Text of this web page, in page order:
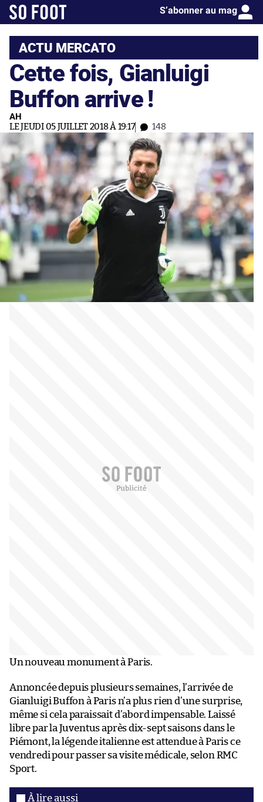
S’abonner au mag
ACTU MERCATO
Cette fois, Gianluigi
Buffon arrive !
AH
LE JEUDI 05 JUILLET 2018 À 19:17 148
Un nouveau monument à Paris.
Annoncée depuis plusieurs semaines, l’arrivée de
Gianluigi Buffon à Paris n’a plus rien d’une surprise,
même si cela paraissait d’abord impensable. Laissé
libre par la Juventus après dix-sept saisons dans le
Piémont, la légende italienne est attendue à Paris ce
vendredi pour passer sa visite médicale, selon RMC
Sport.